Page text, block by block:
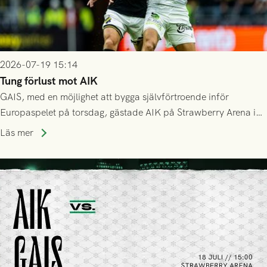
2026-07-19 15:14
Tung förlust mot AIK
GAIS, med en möjlighet att bygga självförtroende inför
Europaspelet på torsdag, gästade AIK på Strawberry Arena i
Stockholm . Men trots konstant hotande i första halvlek av
lyckades få in 2-0.
Läs mer